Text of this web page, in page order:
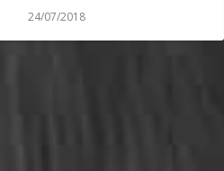
24/07/2018